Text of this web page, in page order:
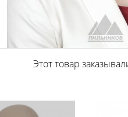
Этот товар